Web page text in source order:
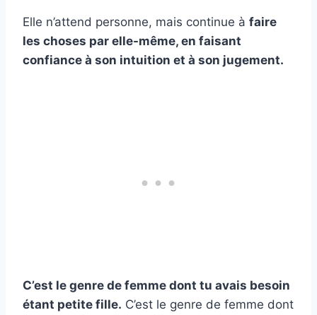
Elle n’attend personne, mais continue à faire
les choses par elle-même, en faisant
confiance à son intuition et à son jugement.
C’est le genre de femme dont tu avais besoin
étant petite fille. C’est le genre de femme dont